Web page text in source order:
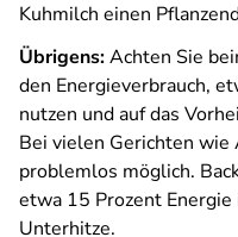
Kuhmilch einen
Übrigens:Achten Sie
den Energieverbrauch,
nutzen und auf das
Bei vielen Gerichten wie
problemlos möglich.
etwa 15 Prozent
Unterhitze.